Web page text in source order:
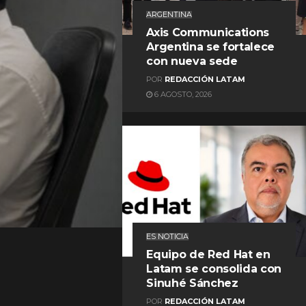
ARGENTINA
Axis Communications
Argentina se fortalece
con nueva sede
POR REDACCIÓN LATAM
6 AGOSTO, 2026
ES NOTICIA
Equipo de Red Hat en
Latam se consolida con
Sinuhé Sánchez
POR REDACCIÓN LATAM